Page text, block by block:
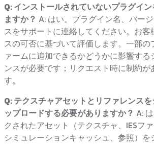
Q: インストールされていないプラグイ
ますか？ A: はい。プラグイン名、バー
スをサポートに連絡してください。お
スの可否に基づいて評価します。一部の
ァームに追加できるかどうかに影響す
ンスが必要です；リクエスト時に制約が
す。
Q: テクスチャアセットとリファレンス
ップロードする必要がありますか？ A:
クされたアセット（テクスチャ、IESファ
シミュレーションキャッシュ、参照）